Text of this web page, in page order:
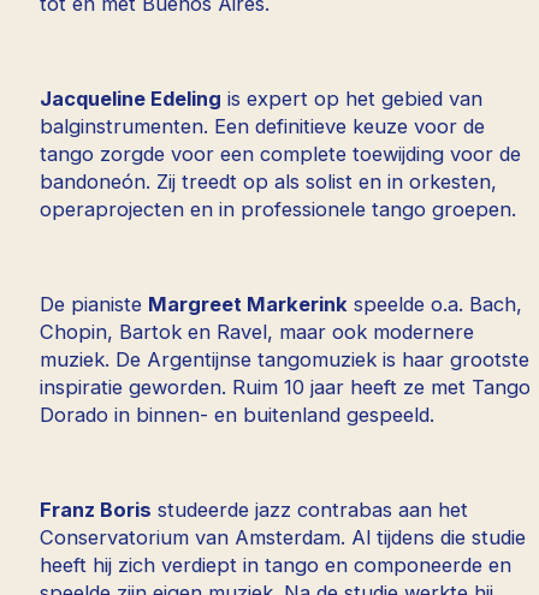
Jacqueline Edeling is expert op het gebied van
balginstrumenten. Een definitieve keuze voor de
tango zorgde voor een complete toewijding voor de
bandoneón. Zij treedt op als solist en in orkesten,
operaprojecten en in professionele tango groepen.
De pianiste Margreet Markerink speelde o.a. Bach,
Chopin, Bartok en Ravel, maar ook modernere
muziek. De Argentijnse tangomuziek is haar grootste
inspiratie geworden. Ruim 10 jaar heeft ze met Tango
Dorado in binnen- en buitenland gespeeld.
Franz Boris studeerde jazz contrabas aan het
Conservatorium van Amsterdam. Al tijdens die studie
heeft hij zich verdiept in tango en componeerde en